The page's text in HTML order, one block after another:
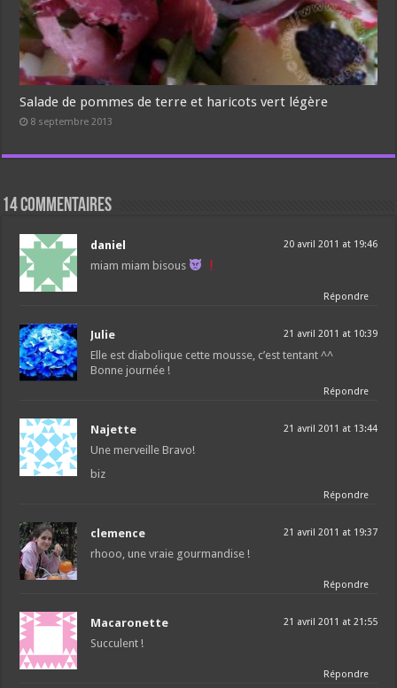
Salade de pommes de terre et haricots vert légère
8 septembre 2013
14 commentaires
daniel 20 avril 2011 at 19:46
miam miam bisous
Répondre
Julie 21 avril 2011 at 10:39
Elle est diabolique cette mousse, c’est tentant ^^
Bonne journée !
Répondre
Najette 21 avril 2011 at 13:44
Une merveille Bravo!
biz
Répondre
clemence 21 avril 2011 at 19:37
rhooo, une vraie gourmandise !
Répondre
Macaronette 21 avril 2011 at 21:55
Succulent !
Répondre